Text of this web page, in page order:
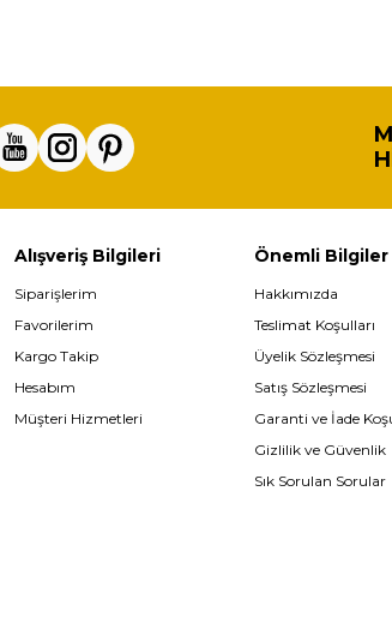
Alışveriş Bilgileri
Siparişlerim
Favorilerim
Kargo Takip
Hesabım
Müşteri Hizmetleri
Önemli Bilgiler
Hakkımızda
Teslimat Koşulları
Üyelik Sözleşmesi
Satış Sözleşmesi
Garanti ve İade
Gizlilik ve Güvenlik
Sık Sorulan Sorular